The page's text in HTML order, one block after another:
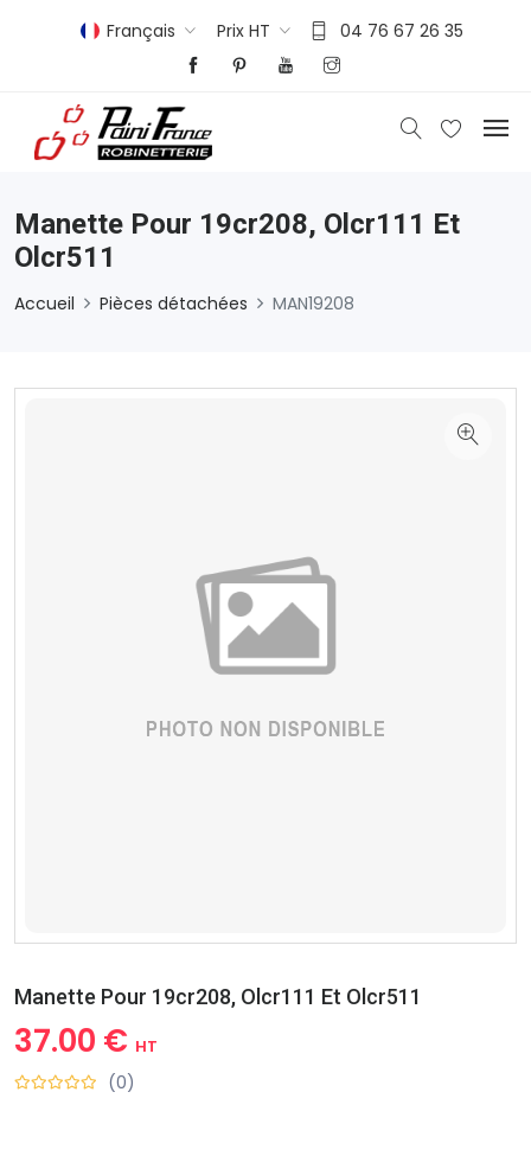
Français Prix HT 04 76 67 26 35
Manette Pour 19cr208, Olcr111 Et
Olcr511
Accueil Pièces détachées MAN19208
Manette Pour 19cr208, Olcr111 Et Olcr511
37.00 € HT
(0)